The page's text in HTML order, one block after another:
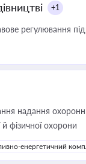
+1
регулювання
надання
й фізичної охорони
енергетичний